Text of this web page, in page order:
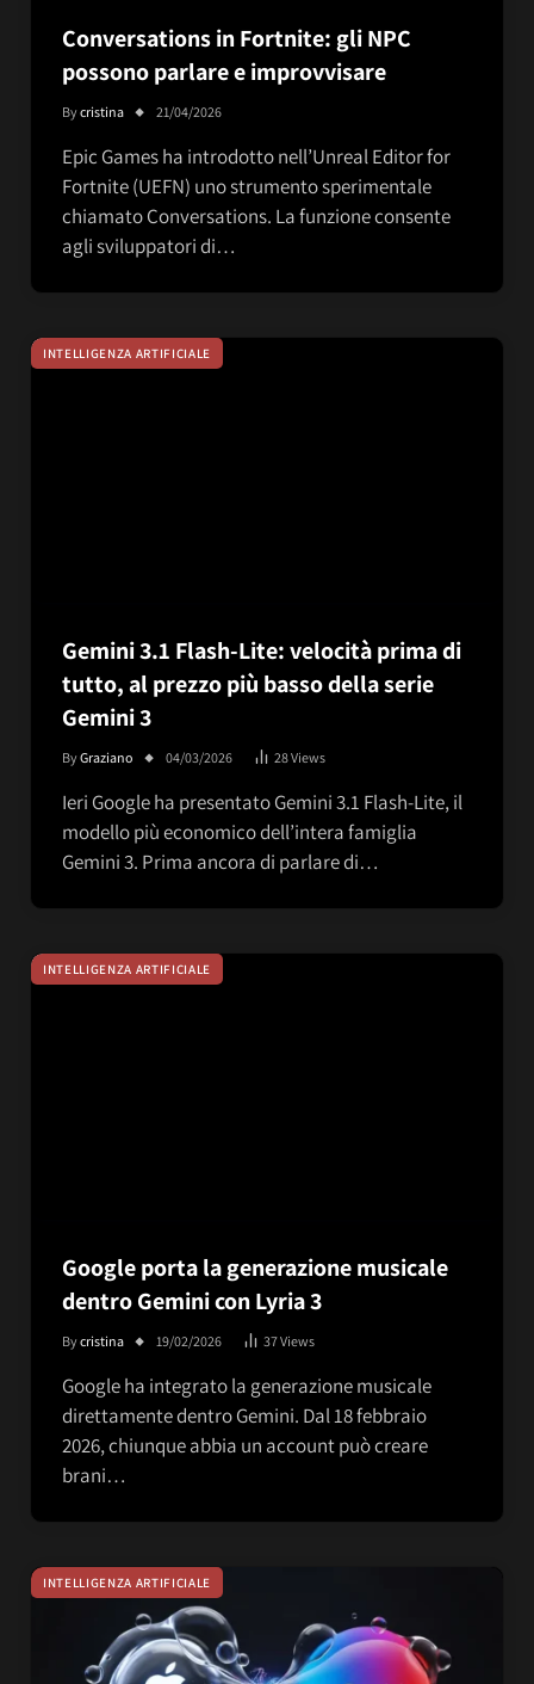
Conversations in Fortnite: gli NPC
possono parlare e improvvisare
Bycristina 21/04/2026
Epic Games ha introdotto nell’Unreal Editor for
Fortnite (UEFN) uno strumento sperimentale
chiamato Conversations. La funzione consente
agli sviluppatori di…
INTELLIGENZA ARTIFICIALE
Gemini 3.1 Flash-Lite: velocità prima di
tutto, al prezzo più basso della serie
Gemini 3
ByGraziano 04/03/2026 28Views
Ieri Google ha presentato Gemini 3.1 Flash-Lite, il
modello più economico dell’intera famiglia
Gemini 3. Prima ancora di parlare di…
INTELLIGENZA ARTIFICIALE
Google porta la generazione musicale
dentro Gemini con Lyria 3
Bycristina 19/02/2026 37Views
Google ha integrato la generazione musicale
direttamente dentro Gemini. Dal 18 febbraio
2026, chiunque abbia un account può creare
brani…
INTELLIGENZA ARTIFICIALE